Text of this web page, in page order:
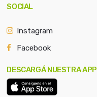
SOCIAL
Instagram
Facebook
DESCARGÁ NUESTRA APP